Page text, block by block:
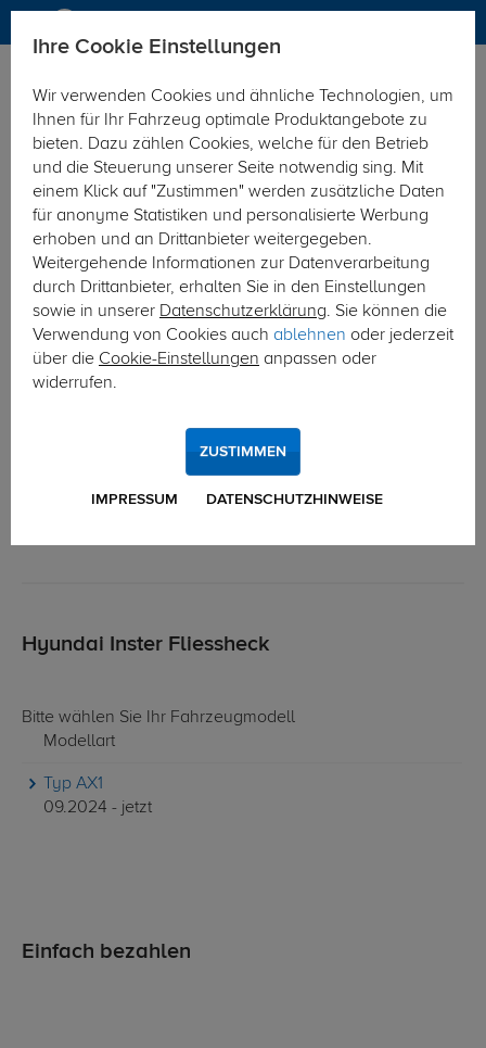
MODELÜBERSICHT
PKW-Kupplungskonfigurator
Umgebung und ermöglicht ein unbeschwertes
1
Hersteller
2
Modell
3
Anhängerkupplung und Elektrosatz für den
Hyundai Inster finden.
Hyundai Inster Fliessheck
Bitte wählen Sie Ihr Fahrzeugmodell
Modellart
Typ AX1
09.2024 - jetzt
Einfach bezahlen
Ihre Cookie Einstellungen
Wir verwenden Cookies und ähnliche Technologien, um
Ihnen für Ihr Fahrzeug optimale Produktangebote zu
bieten. Dazu zählen Cookies, welche für den Betrieb
und die Steuerung unserer Seite notwendig sing. Mit
einem Klick auf "Zustimmen" werden zusätzliche Daten
für anonyme Statistiken und personalisierte Werbung
erhoben und an Drittanbieter weitergegeben.
Weitergehende Informationen zur Datenverarbeitung
durch Drittanbieter, erhalten Sie in den Einstellungen
sowie in unserer Datenschutzerklärung. Sie können die
Verwendung von Cookies auch ablehnen oder jederzeit
über die Cookie-Einstellungen anpassen oder
widerrufen.
IMPRESSUM DATENSCHUTZHINWEISE
ZUSTIMMEN